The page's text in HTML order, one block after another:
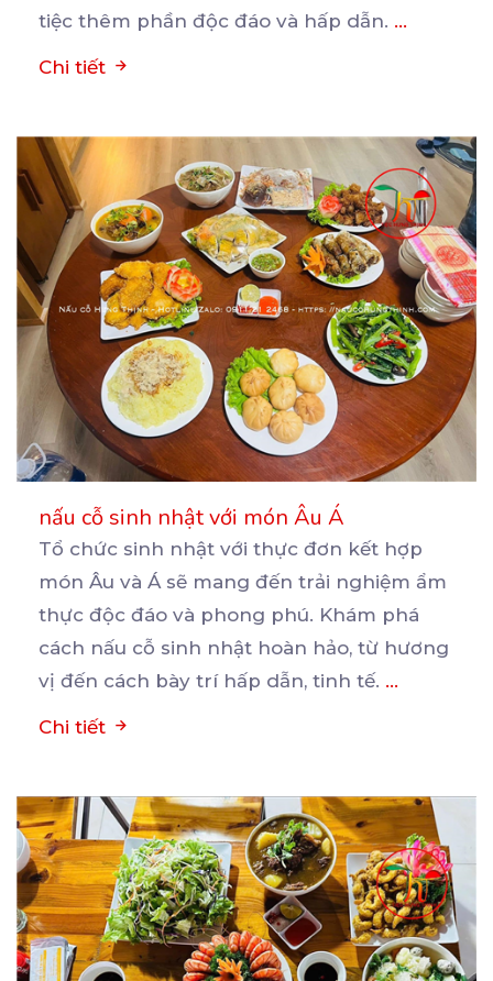
tiệc thêm phần độc đáo và hấp dẫn. ...
Chi tiết
nấu cỗ sinh nhật với món Âu Á
Tổ chức sinh nhật với thực đơn kết hợp
món Âu và Á sẽ mang đến trải nghiệm ẩm
thực độc đáo và phong phú. Khám phá
cách nấu cỗ sinh nhật hoàn hảo, từ hương
vị đến cách bày trí hấp dẫn, tinh tế. ...
Chi tiết